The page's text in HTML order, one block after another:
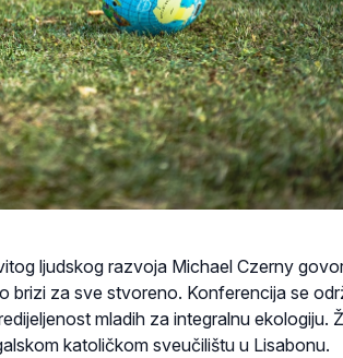
ljudskog razvoja Michael Czerny
brizi za sve stvoreno. Konferencija se
mladih za integralnu ekologiju.
katoličkom sveučilištu u Lisabonu.